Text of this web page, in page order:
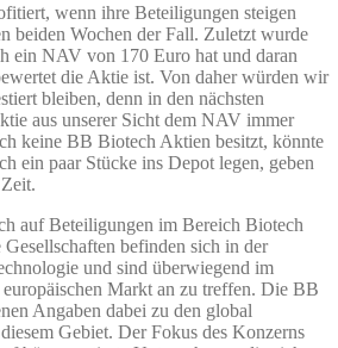
wenn ihre Beteiligungen steigen
beiden Wochen der Fall. Zuletzt wurde
ein NAV von 170 Euro hat und daran
die Aktie ist. Von daher würden wir
bleiben, denn in den nächsten
aus unserer Sicht dem NAV immer
keine BB Biotech Aktien besitzt, könnte
ein paar Stücke ins Depot legen, geben
auf Beteiligungen im Bereich Biotech
befinden sich in der
und sind überwiegend im
Markt an zu treffen. Die BB
Angaben dabei zu den global
Gebiet. Der Fokus des Konzerns